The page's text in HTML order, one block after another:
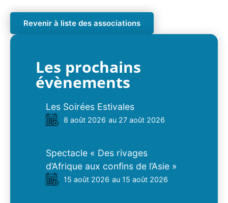
Revenir à liste des associations
Les prochains
évènements
Les Soirées Estivales
8 août 2026 au 27 août 2026
Spectacle « Des rivages
d’Afrique aux confins de l’Asie »
15 août 2026 au 15 août 2026